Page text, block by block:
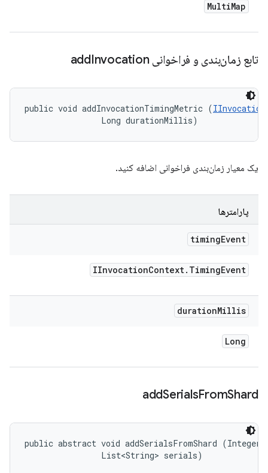
MultiMap
تابع زمان‌بندی و فراخوانی addInvocation
public void addInvocationTimingMetric (
                Long durationMillis)
یک معیار زمان‌بندی فراخوانی اضافه کنید.
پارامترها
timingEvent
IInvocationContext. TimingEvent
durationMillis
Long
addSerialsFromShard
public abstract void addSerialsFromShard
                List<String> serials)